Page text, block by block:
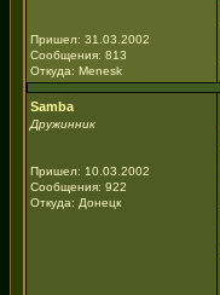
Пришел: 31.03.2002
Сообщения: 813
Откуда: Menesk
Samba
Дружинник
Пришел: 10.03.2002
Сообщения: 922
Откуда: Донецк